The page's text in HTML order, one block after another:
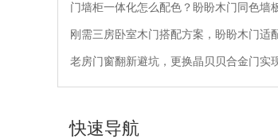
门墙柜一体化怎么配色？盼盼木门同色墙
刚需三房卧室木门搭配方案，盼盼木门适
老房门窗翻新避坑，更换晶贝贝合金门实
快速导航